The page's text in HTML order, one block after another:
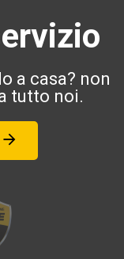
a casa? non
tutto noi.